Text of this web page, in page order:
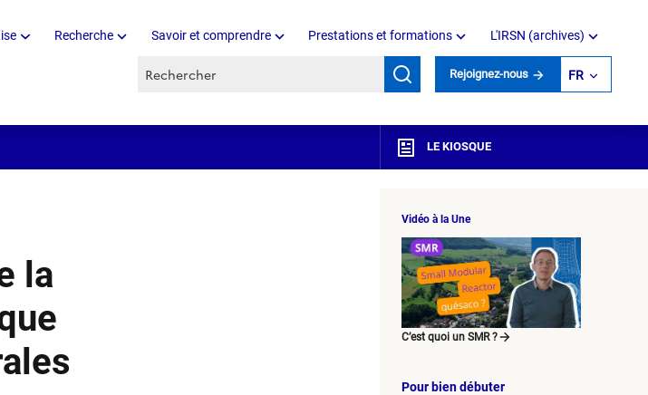
Recherche Savoir et comprendre Prestations et formations L'IRSN (archives)
Recherche par mots clés Rejoignez-nous FR
LE KIOSQUE
la
Vidéo à la Une
C’est quoi un SMR ?
Pour bien débuter